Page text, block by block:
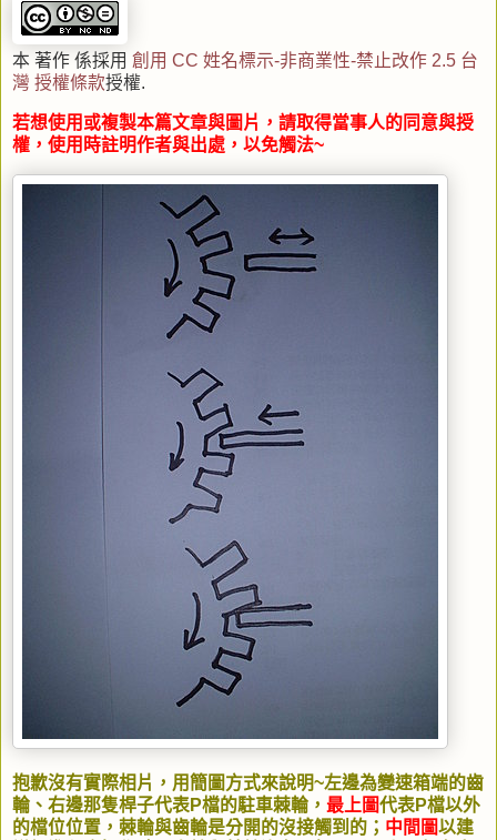
本 著作 係採用 創用 CC 姓名標示-非商業性-禁止改作 2.5 台
灣 授權條款授權.
若想使用或複製本篇文章與圖片，請取得當事人的同意與授
權，使用時註明作者與出處，以免觸法~
抱歉沒有實際相片，用簡圖方式來說明~左邊為變速箱端的齒
輪、右邊那隻桿子代表P檔的駐車棘輪， 最上圖代表P檔以外
的檔位位置，棘輪與齒輪是分開的沒接觸到的； 中間圖以建